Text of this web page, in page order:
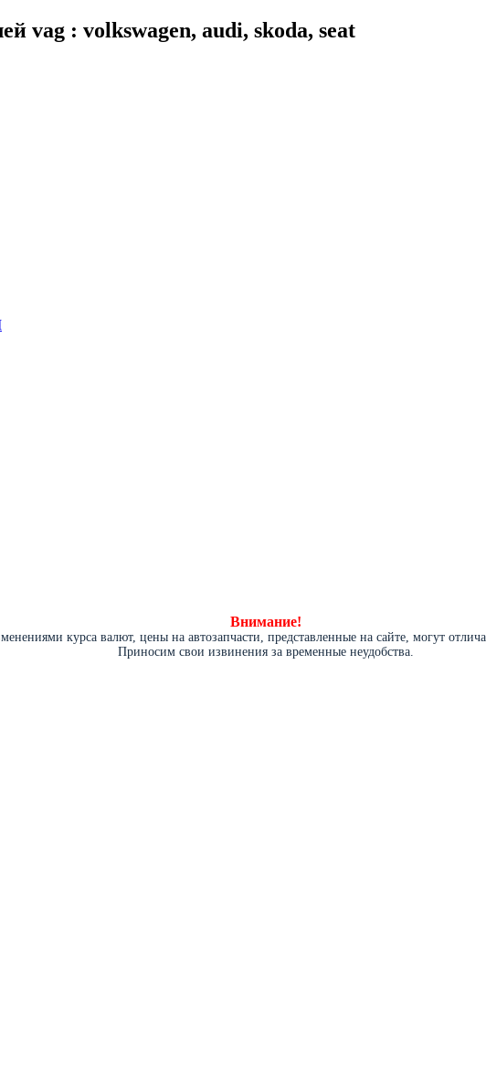
vag : volkswagen, audi, skoda, seat
Внимание!
курса валют, цены на автозапчасти, представленные на сайте, могут
Приносим свои извинения за временные неудобства.